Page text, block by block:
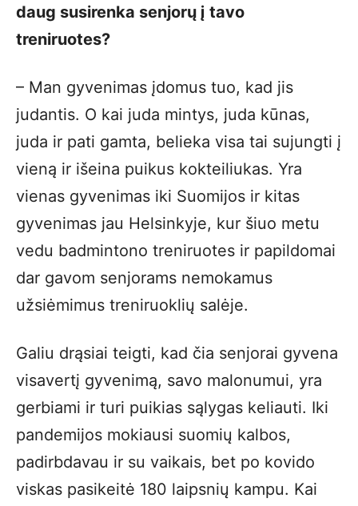
daug susirenka senjorų į tavo
treniruotes?
– Man gyvenimas įdomus tuo, kad jis
judantis. O kai juda mintys, juda kūnas,
juda ir pati gamta, belieka visa tai sujungti į
vieną ir išeina puikus kokteiliukas. Yra
vienas gyvenimas iki Suomijos ir kitas
gyvenimas jau Helsinkyje, kur šiuo metu
vedu badmintono treniruotes ir papildomai
dar gavom senjorams nemokamus
užsiėmimus treniruoklių salėje.
Galiu drąsiai teigti, kad čia senjorai gyvena
visavertį gyvenimą, savo malonumui, yra
gerbiami ir turi puikias sąlygas keliauti. Iki
pandemijos mokiausi suomių kalbos,
padirbdavau ir su vaikais, bet po kovido
viskas pasikeitė 180 laipsnių kampu. Kai